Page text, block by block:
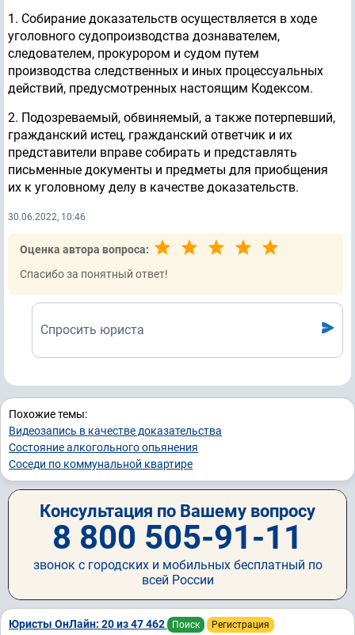
1. Собирание доказательств осуществляется в ходе
уголовного судопроизводства дознавателем,
следователем, прокурором и судом путем
производства следственных и иных процессуальных
действий, предусмотренных настоящим Кодексом.
2. Подозреваемый, обвиняемый, а также потерпевший,
гражданский истец, гражданский ответчик и их
представители вправе собирать и представлять
письменные документы и предметы для приобщения
их к уголовному делу в качестве доказательств.
30.06.2022, 10:46
Оценка автора вопроса:
Спасибо за понятный ответ!
Спросить юриста
Похожие темы:
Видеозапись в качестве доказательства
Состояние алкогольного опьянения
Соседи по коммунальной квартире
Консультация по Вашему вопросу
8 800 505-91-11
звонок с городских и мобильных бесплатный по
всей России
Юристы ОнЛайн: 20 из 47 462 Поиск Регистрация